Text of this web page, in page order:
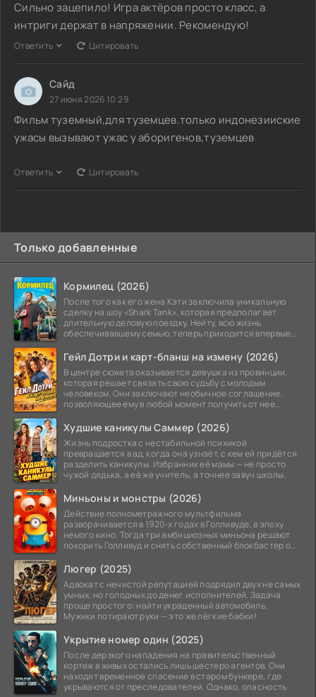
Сильно зацепило! Игра актёров просто класс, а
интриги держат в напряжении. Рекомендую!
Ответить Цитировать
Сайд
27 июня 2026 10:29
Фильм туземный,для туземцев.только индонезииские
ужасы вызывают ужас у аборигенов,туземцев
Ответить Цитировать
Только добавленные
Кормилец (2026)
После того как его жена Кэти заключила уникальную
сделку на шоу «Shark Tank», которая предполагает
длительную деловую поездку, Нейту, всю жизнь
обеспечивавшему семью, теперь приходится впервые
Гейл Дотри и карт-бланш на измену (2026)
В центре сюжета оказывается девушка из провинции,
которая решает связать свою судьбу с молодым
человеком. Они заключают необычное соглашение,
позволяющее ему в любой момент получить от нее
Худшие каникулы Саммер (2026)
Жизнь подростка с нестабильной психикой
превращается в ад, когда она узнаёт, с кем ей придётся
разделить каникулы. Избранник её мамы — не просто
чужой дядька, а её же учитель, а точнее завуч школы.
Миньоны и монстры (2026)
Действие полнометражного мультфильма
разворачивается в 1920-х годах в Голливуде, в эпоху
немого кино. Тогда три амбициозных миньона решают
покорить Голливуд и снять собственный блокбастер о
Люгер (2025)
Адвокат с нечистой репутацией подрядил двух не самых
умных, но голодных до денег исполнителей. Задача
проще простого: найти украденный автомобиль.
Мужики потирают руки — это же лёгкие бабки!
Укрытие номер один (2025)
После дерзкого нападения на правительственный
кортеж в живых остались лишь шестеро агентов. Они
находят временное спасение в старом бункере, где
укрываются от преследователей. Однако, опасность